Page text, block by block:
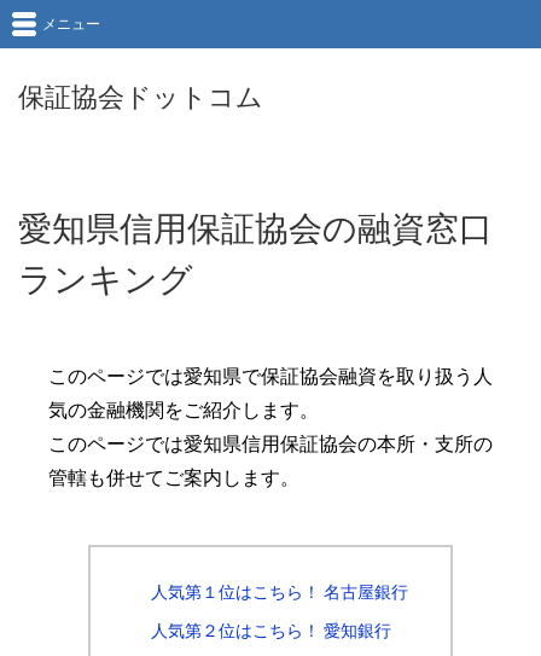
保証協会ドットコム
メニュー
愛知県信用保証協会の融資窓口
ランキング
このページでは愛知県で保証協会融資を取り扱う人
気の金融機関をご紹介します。
このページでは愛知県信用保証協会の本所・支所の
管轄も併せてご案内します。
人気第１位はこちら！ 名古屋銀行
人気第２位はこちら！ 愛知銀行